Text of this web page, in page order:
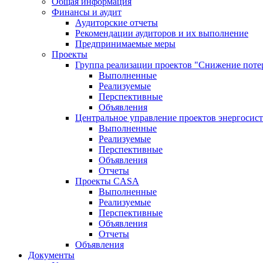
Финансы и аудит
Аудиторские отчеты
Рекомендации аудиторов и их выполнение
Предпринимаемые меры
Проекты
Группа реализации проектов "Снижение
Выполненные
Реализуемые
Перспективные
Объявления
Центральное управление проектов
Выполненные
Реализуемые
Перспективные
Объявления
Отчеты
Проекты CASA
Выполненные
Реализуемые
Перспективные
Объявления
Отчеты
Объявления
Документы